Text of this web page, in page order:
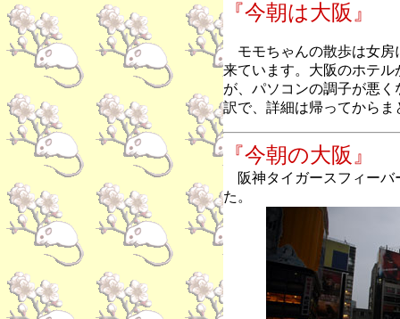
『今朝は大阪』
モモちゃんの散歩は女房
来ています。大阪のホテ
が、パソコンの調子が悪
訳で、詳細は帰ってから
『今朝の大阪』
阪神タイガースフィーバ
た。